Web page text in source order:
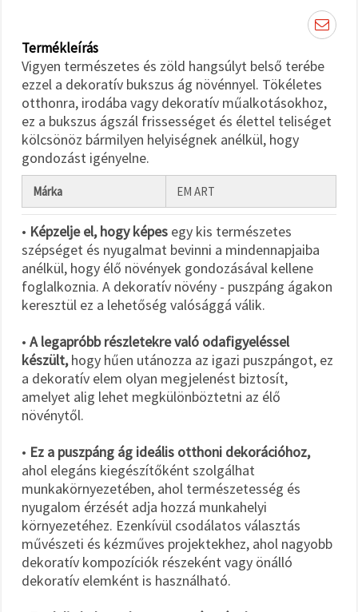
Beállítások
Termékleírás
Vigyen természetes és zöld hangsúlyt belső terébe
ezzel a dekoratív bukszus ág növénnyel. Tökéletes
otthonra, irodába vagy dekoratív műalkotásokhoz,
ez a bukszus ágszál frissességet és élettel teliséget
kölcsönöz bármilyen helyiségnek anélkül, hogy
gondozást igényelne.
Márka EM ART
• Képzelje el, hogy képes egy kis természetes
szépséget és nyugalmat bevinni a mindennapjaiba
anélkül, hogy élő növények gondozásával kellene
foglalkoznia. A dekoratív növény - puszpáng ágakon
keresztül ez a lehetőség valósággá válik.
• A legapróbb részletekre való odafigyeléssel
készült,hogy hűen utánozza az igazi puszpángot, ez
a dekoratív elem olyan megjelenést biztosít,
amelyet alig lehet megkülönböztetni az élő
növénytől.
• Ez a puszpáng ág ideális otthoni dekorációhoz,
ahol elegáns kiegészítőként szolgálhat
munkakörnyezetében, ahol természetesség és
nyugalom érzését adja hozzá munkahelyi
környezetéhez. Ezenkívül csodálatos választás
művészeti és kézműves projektekhez, ahol nagyobb
dekoratív kompozíciók részeként vagy önálló
dekoratív elemként is használható.